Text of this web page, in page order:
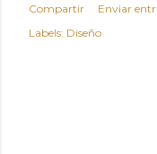
Compartir
Enviar
Labels: Diseño